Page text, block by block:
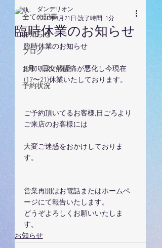
全ての記事
お知らせ
ブログ
お取り扱い商品
予約状況
臨時休業のお知らせ
ダンデリオン
2021年3月21日 読了時間: 1分
臨時休業のお知らせ
3月17日突然腰痛が悪化し今現在
(17〜21)休業いたしております。
ご予約頂いてるお客様,日ごろより
ご来店のお客様には
大変ご迷惑をおかけしておりま
す。
営業再開はお電話またはホームペ
ージにて報告いたします。
どうぞよろしくお願いいたしま
す。
お知らせ